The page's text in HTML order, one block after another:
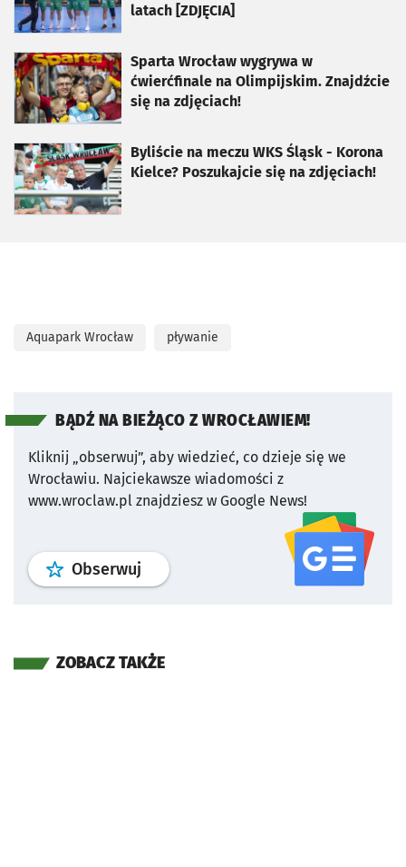
latach [ZDJĘCIA]
Sparta Wrocław wygrywa w
ćwierćfinale na Olimpijskim. Znajdźcie
się na zdjęciach!
otworzy się w nowej karcie
Byliście na meczu WKS Śląsk - Korona
Kielce? Poszukajcie się na zdjęciach!
otworzy się w nowej karcie
Aquapark Wrocław pływanie
BĄDŹ NA BIEŻĄCO Z WROCŁAWIEM!
Kliknij „obserwuj”, aby wiedzieć, co dzieje się we
Wrocławiu. Najciekawsze wiadomości z
www.wroclaw.pl znajdziesz w Google News!
Obserwuj profil serwisu
ZOBACZ TAKŻE